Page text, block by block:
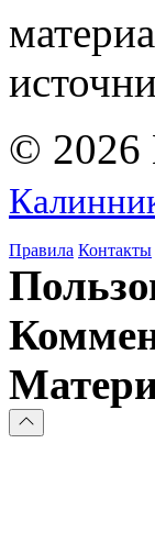
© 2026
Правила Контакты